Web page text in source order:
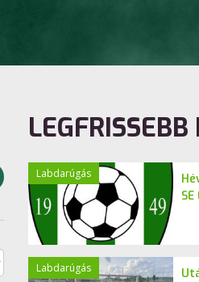
Labdarúgás
Labdarúgás